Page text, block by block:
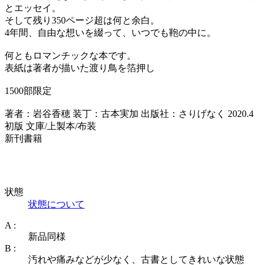
とエッセイ。
そして残り350ページ超は何と余白。
4年間、自由な想いを綴って、いつでも鞄の中に。
何ともロマンチックな本です。
表紙は著者が描いた渡り鳥を箔押し
1500部限定
著者：岩谷香穂 装丁：古本実加 出版社：さりげなく 2020.4
初版 文庫/上製本/布装
新刊書籍
状態
状態について
A :
新品同様
B :
汚れや痛みなどが少なく、古書としてきれいな状態